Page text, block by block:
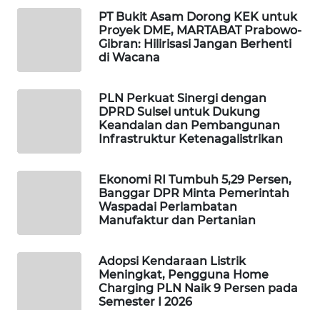
PT Bukit Asam Dorong KEK untuk
Proyek DME, MARTABAT Prabowo-
Gibran: Hilirisasi Jangan Berhenti
di Wacana
PLN Perkuat Sinergi dengan
DPRD Sulsel untuk Dukung
Keandalan dan Pembangunan
Infrastruktur Ketenagalistrikan
Ekonomi RI Tumbuh 5,29 Persen,
Banggar DPR Minta Pemerintah
Waspadai Perlambatan
Manufaktur dan Pertanian
Adopsi Kendaraan Listrik
Meningkat, Pengguna Home
Charging PLN Naik 9 Persen pada
Semester I 2026
UMKM
WAHANA
WAHANA